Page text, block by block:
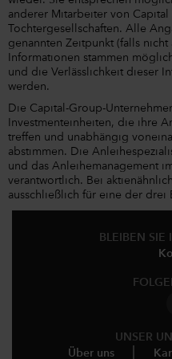
anderer Mitarbeiter von
Tochtergesellschaften. Alle
genannten Zeitpunkt (falls
Informationen stammen
und die Verlässlichkeit dieser
werden.
Die Capital-Group-
Investmenteinheiten, die ihre
treffen und unabhängig
abstimmen. Die
und das Anleihemanagement
verantwortlich. Bei
ausschließlich für eine der drei
BLEIBEN SIE
UNSER
Über uns